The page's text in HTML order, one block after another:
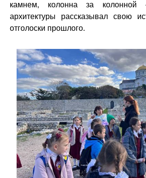
камнем, колонна за
архитектуры рассказывал свою
отголоски прошлого.